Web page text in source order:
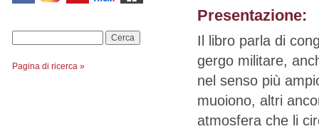
Pagina di ricerca »
Presentazione:
Il libro parla di
gergo militare,
nel senso più
muoiono, altri
atmosfera che li